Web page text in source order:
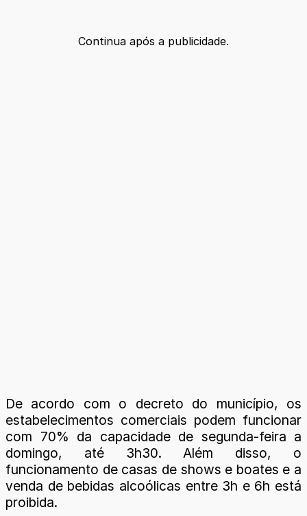
Continua após a publicidade.
De acordo com o decreto do município, os
estabelecimentos comerciais podem funcionar
com 70% da capacidade de segunda-feira a
domingo, até 3h30. Além disso, o
funcionamento de casas de shows e boates e a
venda de bebidas alcoólicas entre 3h e 6h está
proibida.